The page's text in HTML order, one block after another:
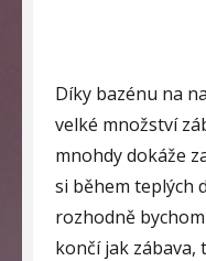
Díky bazénu na
velké množství
mnohdy dokáže
si během teplých
rozhodně
končí jak zábava,